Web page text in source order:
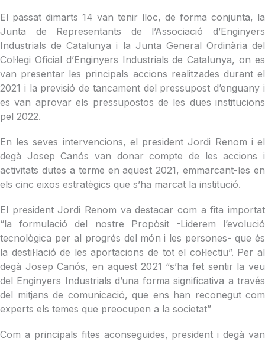
El passat dimarts 14 van tenir lloc, de forma conjunta, la
Junta de Representants de l’Associació d’Enginyers
Industrials de Catalunya i la Junta General Ordinària del
Col·legi Oficial d’Enginyers Industrials de Catalunya, on es
van presentar les principals accions realitzades durant el
2021 i la previsió de tancament del pressupost d’enguany i
es van aprovar els pressupostos de les dues institucions
pel 2022.
En les seves intervencions, el president Jordi Renom i el
degà Josep Canós van donar compte de les accions i
activitats dutes a terme en aquest 2021, emmarcant-les en
els cinc eixos estratègics que s’ha marcat la institució.
El president Jordi Renom va destacar com a fita importat
“la formulació del nostre Propòsit -Liderem l’evolució
tecnològica per al progrés del món i les persones- que és
la destil·lació de les aportacions de tot el col·lectiu”. Per al
degà Josep Canós, en aquest 2021 “s’ha fet sentir la veu
del Enginyers Industrials d’una forma significativa a través
del mitjans de comunicació, que ens han reconegut com
experts els temes que preocupen a la societat”
Com a principals fites aconseguides, president i degà van